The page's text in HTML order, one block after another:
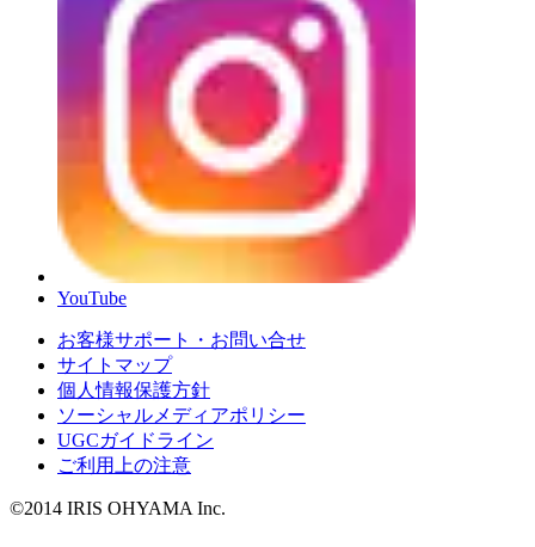
YouTube
お客様サポート・お問い合せ
サイトマップ
個人情報保護方針
ソーシャルメディアポリシー
UGCガイドライン
ご利用上の注意
©2014 IRIS OHYAMA Inc.